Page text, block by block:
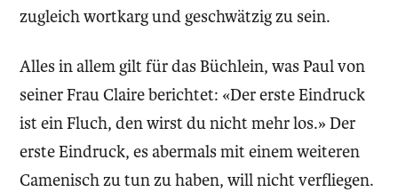
zugleich wortkarg und geschwätzig zu sein.
Alles in allem gilt für das Büchlein, was Paul von
seiner Frau Claire berichtet: «Der erste Eindruck
ist ein Fluch, den wirst du nicht mehr los.» Der
erste Eindruck, es abermals mit einem weiteren
Camenisch zu tun zu haben, will nicht verfliegen.